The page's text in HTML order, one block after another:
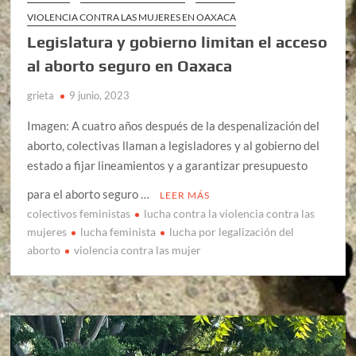
VIOLENCIA CONTRA LAS MUJERES EN OAXACA
Legislatura y gobierno limitan el acceso
al aborto seguro en Oaxaca
grieta 9 junio, 2023
Imagen: A cuatro años después de la despenalización del
aborto, colectivas llaman a legisladores y al gobierno del
estado a fijar lineamientos y a garantizar presupuesto
para el aborto seguro …
LEER MÁS
colectivos feministas
lucha contra la violencia contra las
mujeres
lucha feminista
lucha por legalización del
aborto
violencia contra las mujer